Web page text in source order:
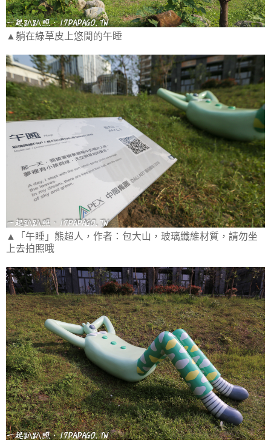
▲躺在綠草皮上悠閒的午睡
▲「午睡」熊超人，作者：包大山，玻璃纖維材質，請勿坐
上去拍照哦